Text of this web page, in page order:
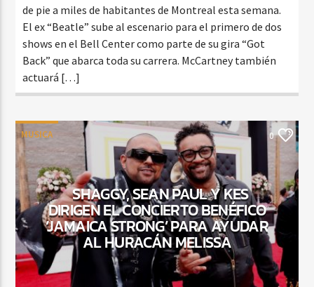
de pie a miles de habitantes de Montreal esta semana.
El ex “Beatle” sube al escenario para el primero de dos
shows en el Bell Center como parte de su gira “Got
Back” que abarca toda su carrera. McCartney también
actuará […]
MUSICA 0
SHAGGY, SEAN PAUL Y KES
DIRIGEN EL CONCIERTO BENÉFICO
‘JAMAICA STRONG’ PARA AYUDAR
AL HURACÁN MELISSA